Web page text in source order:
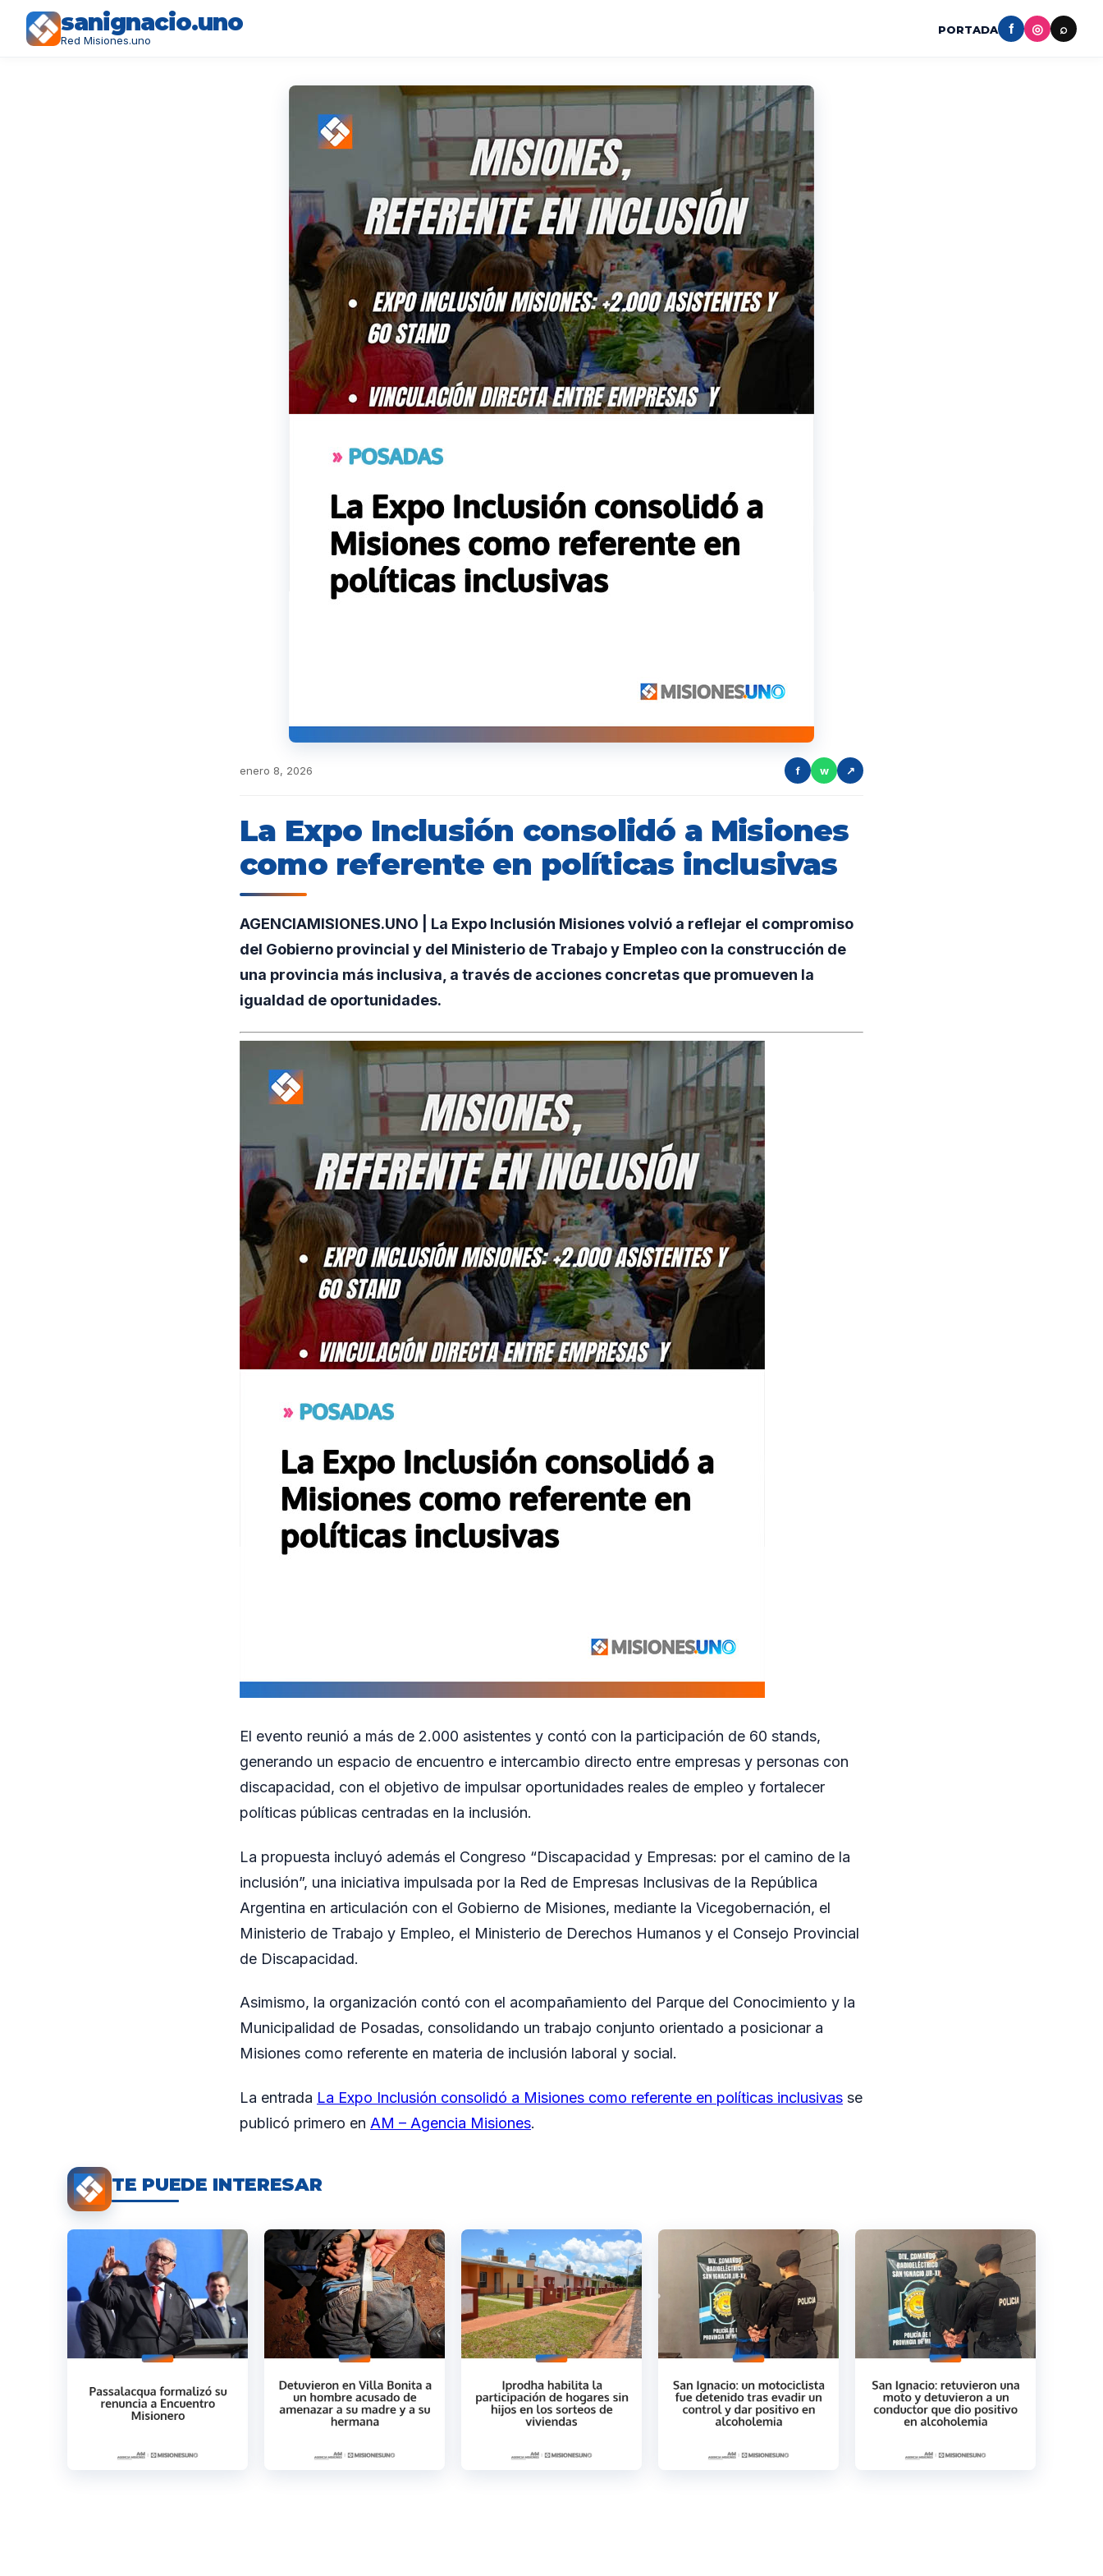
sanignacio.uno
Red Misiones.uno
PORTADA f ◎ ⌕
enero 8, 2026 f w ↗
La Expo Inclusión consolidó a Misiones
como referente en políticas inclusivas
AGENCIAMISIONES.UNO | La Expo Inclusión Misiones volvió a reflejar el compromiso
del Gobierno provincial y del Ministerio de Trabajo y Empleo con la construcción de
una provincia más inclusiva, a través de acciones concretas que promueven la
igualdad de oportunidades.
El evento reunió a más de 2.000 asistentes y contó con la participación de 60 stands,
generando un espacio de encuentro e intercambio directo entre empresas y personas con
discapacidad, con el objetivo de impulsar oportunidades reales de empleo y fortalecer
políticas públicas centradas en la inclusión.
La propuesta incluyó además el Congreso “Discapacidad y Empresas: por el camino de la
inclusión”, una iniciativa impulsada por la Red de Empresas Inclusivas de la República
Argentina en articulación con el Gobierno de Misiones, mediante la Vicegobernación, el
Ministerio de Trabajo y Empleo, el Ministerio de Derechos Humanos y el Consejo Provincial
de Discapacidad.
Asimismo, la organización contó con el acompañamiento del Parque del Conocimiento y la
Municipalidad de Posadas, consolidando un trabajo conjunto orientado a posicionar a
Misiones como referente en materia de inclusión laboral y social.
La entrada La Expo Inclusión consolidó a Misiones como referente en políticas inclusivas se
publicó primero en AM – Agencia Misiones.
TE PUEDE INTERESAR